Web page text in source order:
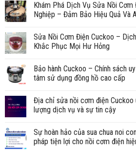
Khám Phá Dịch Vụ Sửa Nồi Cơm
Nghiệp – Đảm Bảo Hiệu Quả Và
Sửa Nồi Cơm Điện Cuckoo –
Khắc Phục Mọi Hư Hỏng
Bảo hành Cuckoo – Chính sách
tâm sử dụng đồng hồ cao cấp
Địa chỉ sửa nồi cơm điện
lượng dịch vụ và sự tin cậy
Sự hoàn hảo của sua chua noi
pháp tiện lợi cho nồi cơm điện